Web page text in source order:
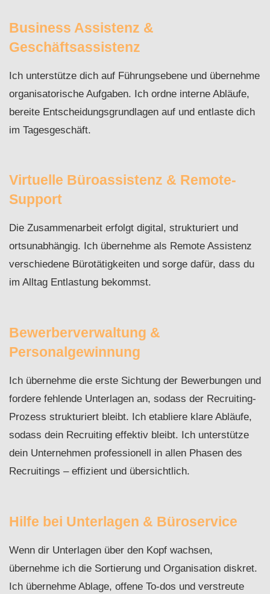
Business Assistenz &
Geschäftsassistenz
Ich unterstütze dich auf Führungsebene und übernehme
organisatorische Aufgaben. Ich ordne interne Abläufe,
bereite Entscheidungsgrundlagen auf und entlaste dich
im Tagesgeschäft.
Virtuelle Büroassistenz & Remote-
Support
Die Zusammenarbeit erfolgt digital, strukturiert und
ortsunabhängig. Ich übernehme als Remote Assistenz
verschiedene Bürotätigkeiten und sorge dafür, dass du
im Alltag Entlastung bekommst.
Bewerberverwaltung &
Personalgewinnung
Ich übernehme die erste Sichtung der Bewerbungen und
fordere fehlende Unterlagen an, sodass der Recruiting-
Prozess strukturiert bleibt. Ich etabliere klare Abläufe,
sodass dein Recruiting effektiv bleibt. Ich unterstütze
dein Unternehmen professionell in allen Phasen des
Recruitings – effizient und übersichtlich.
Hilfe bei Unterlagen & Büroservice
Wenn dir Unterlagen über den Kopf wachsen,
übernehme ich die Sortierung und Organisation diskret.
Ich übernehme Ablage, offene To-dos und verstreute